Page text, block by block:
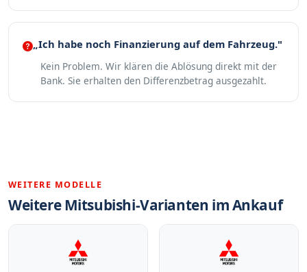
„Ich habe noch Finanzierung auf dem Fahrzeug."
Kein Problem. Wir klären die Ablösung direkt mit der
Bank. Sie erhalten den Differenzbetrag ausgezahlt.
WEITERE MODELLE
Weitere Mitsubishi-Varianten im Ankauf